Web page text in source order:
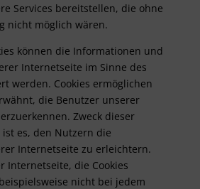
Services bereitstellen, die ohne
nicht möglich wären.
können die Informationen und
Internetseite im Sinne des
werden. Cookies ermöglichen
die Benutzer unserer
Zweck dieser
es, den Nutzern die
Internetseite zu erleichtern.
Internetseite, die Cookies
nicht bei jedem